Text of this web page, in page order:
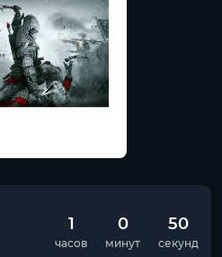
1
часов
0
минут
50
секунд